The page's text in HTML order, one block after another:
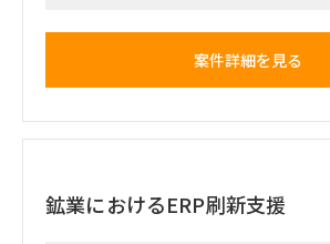
・顧客が定義したテスト方法論に沿って、全
・全体的なシステム準備、テスト準備、デ
始/終了基準を推進します。
・欠陥管理と調整。
案件詳細を見る
鉱業におけるERP刷新支援